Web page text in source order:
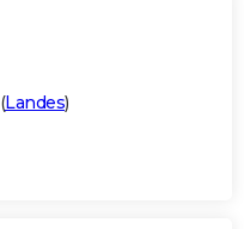
(Landes)